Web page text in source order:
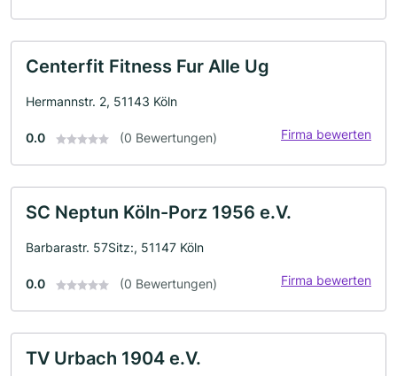
Centerfit Fitness Fur Alle Ug
Hermannstr. 2, 51143 Köln
0.0 (0 Bewertungen) Firma bewerten
SC Neptun Köln-Porz 1956 e.V.
Barbarastr. 57Sitz:, 51147 Köln
0.0 (0 Bewertungen) Firma bewerten
TV Urbach 1904 e.V.